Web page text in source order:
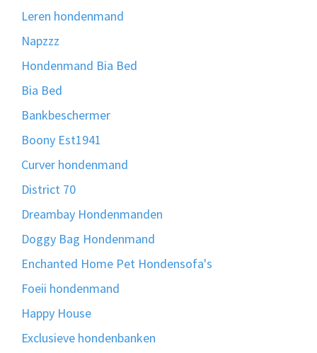
Leren hondenmand
Napzzz
Hondenmand Bia Bed
Bia Bed
Bankbeschermer
Boony Est1941
Curver hondenmand
District 70
Dreambay Hondenmanden
Doggy Bag Hondenmand
Enchanted Home Pet Hondensofa's
Foeii hondenmand
Happy House
Exclusieve hondenbanken